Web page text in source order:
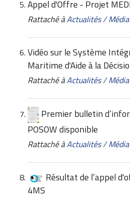
Appel d'Offre - Projet
Rattaché àActualités / Média
Vidéo sur le Système
Maritime d'Aide à la
Rattaché àActualités / Média
Premier bulletin
POSOW disponible
Rattaché àActualités / Média
Résultat de l’appel
4MS